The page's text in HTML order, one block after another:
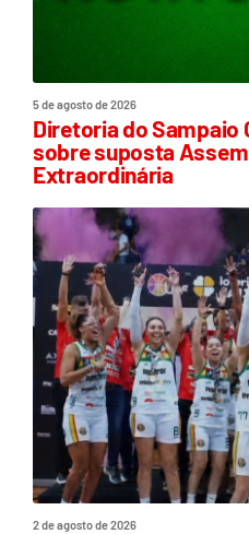
5 de agosto de 2026
Diretoria do Sampaio
sobre suposta
Extraordinária
2 de agosto de 2026